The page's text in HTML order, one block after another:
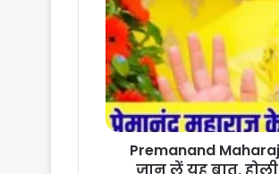
महाराज
के
दर्शन
करने
हैं
तो
जान
Premanand
जान लें यह बात,